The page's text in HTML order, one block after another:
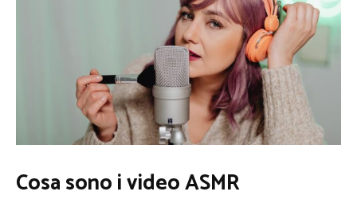
Cosa sono i video ASMR